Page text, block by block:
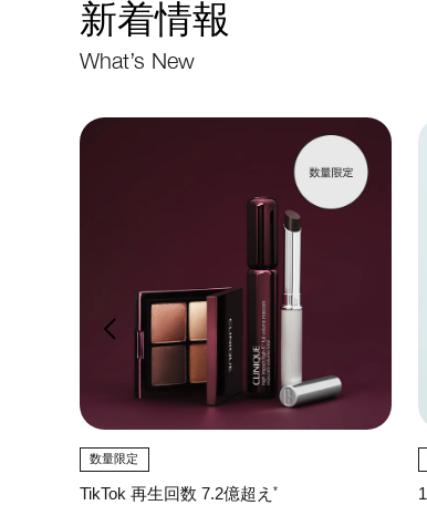
新着情報
What’s New
数量限定
TikTok 再生回数 7.2億超え *